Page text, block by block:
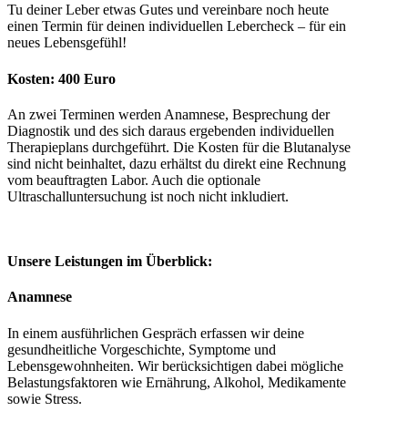
Tu deiner Leber etwas Gutes und vereinbare noch heute
einen Termin für deinen individuellen Lebercheck – für ein
neues Lebensgefühl!
Kosten: 400 Euro
An zwei Terminen werden Anamnese, Besprechung der
Diagnostik und des sich daraus ergebenden individuellen
Therapieplans durchgeführt. Die Kosten für die Blutanalyse
sind nicht beinhaltet, dazu erhältst du direkt eine Rechnung
vom beauftragten Labor. Auch die optionale
Ultraschalluntersuchung ist noch nicht inkludiert.
Unsere Leistungen im Überblick:
Anamnese
In einem ausführlichen Gespräch erfassen wir deine
gesundheitliche Vorgeschichte, Symptome und
Lebensgewohnheiten. Wir berücksichtigen dabei mögliche
Belastungsfaktoren wie Ernährung, Alkohol, Medikamente
sowie Stress.